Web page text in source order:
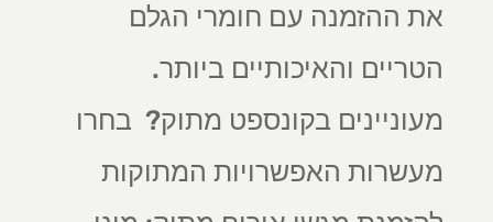
את ההזמנה עם חומרי הגלם
הטריים והאיכותיים ביותר.
מעוניינים בקונספט מתוק? בחרו
מעשרות האפשרויות המתוקות